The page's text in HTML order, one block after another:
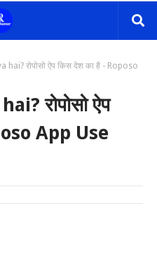
hai? रोपोसो ऐप किस देश का है - Roposo
रोपोसो ऐप
App Use